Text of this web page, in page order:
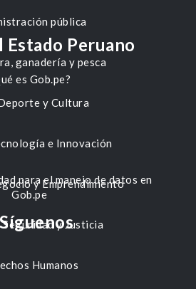
pública
ganadería y pesca
y Cultura
e Innovación
y Emprendimiento
Seguridad y Justicia
Humanos
Estado Peruano
es Gob.pe?
para el manejo de datos en
Gob.pe
Síguenos